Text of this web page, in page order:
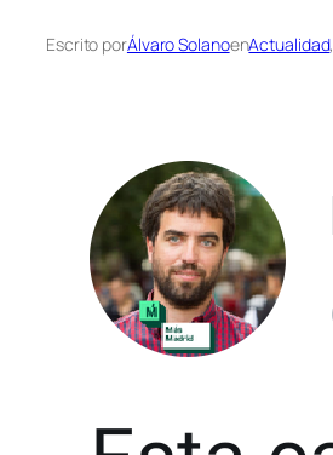
Escrito porÁlvaro SolanoenActualidad,